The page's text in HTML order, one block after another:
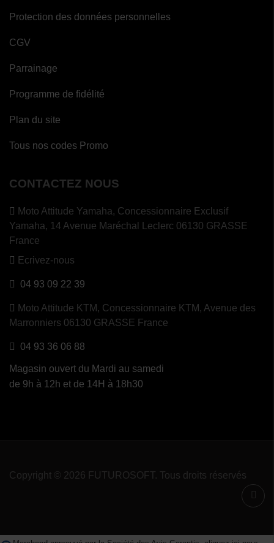
Protection des données personnelles
CGV
Parrainage
Programme de fidélité
Plan du site
Tous nos codes Promo
CONTACTEZ NOUS
Moto Attitude Yamaha, Concessionnaire Exclusif
Yamaha, 14 Avenue Maréchal Leclerc 06130 GRASSE
France
Ecrivez-nous
04 93 09 22 39
Moto Attitude KTM, Concessionnaire KTM, Avenue des
Marronniers 06130 GRASSE France
04 93 36 06 88
Magasin ouvert du Mardi au samedi
de 9h à 12h et de 14H à 18h30
Copyright © 2026 FUTUROSOFT. Tous droits réservés